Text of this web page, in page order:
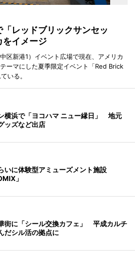
レッドブリックサンセッ
をイメージ
区新港1）イベント広場で現在、アメリカ
ーマにした夏季限定イベント「Red Brick
いる。
横浜で「ヨコハマ ニュー縁日」 地元
ッズなど出店
いに体験型アミューズメント施設
」
街に「シール交換カフェ」 平成カルチ
だシル活の拠点に